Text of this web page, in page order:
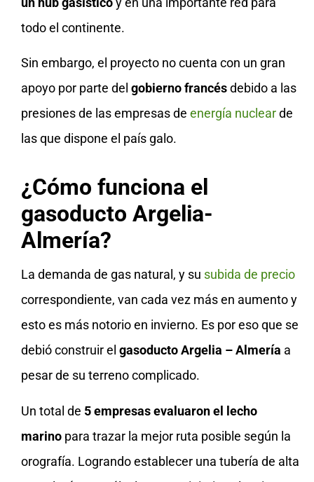
todo el continente.
Sin embargo, el proyecto no cuenta con un gran
apoyo por parte del gobierno francésdebido a las
presiones de las empresas de energía nuclearde
las que dispone el país galo.
¿Cómo funciona el
gasoducto Argelia-
Almería?
La demanda de gas natural, y su subida de precio
correspondiente, van cada vez más en aumento y
esto es más notorio en invierno. Es por eso que se
debió construir el gasoducto Argelia – Almería a
pesar de su terreno complicado.
Un total de 5 empresas evaluaron el lecho
marino para trazar la mejor ruta posible según la
orografía. Logrando establecer una tubería de alta